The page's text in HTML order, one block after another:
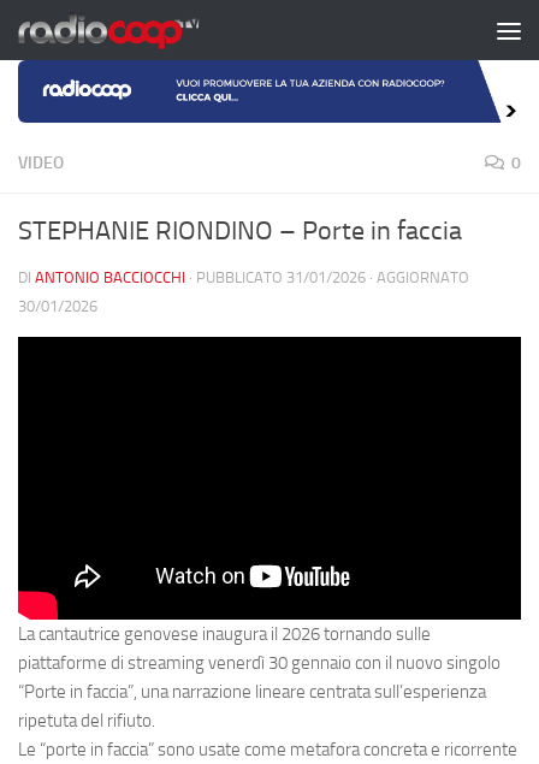
Salta al contenuto
VIDEO 0
STEPHANIE RIONDINO – Porte in faccia
DI ANTONIO BACCIOCCHI · PUBBLICATO 31/01/2026 · AGGIORNATO
30/01/2026
La cantautrice genovese inaugura il 2026 tornando sulle
piattaforme di streaming venerdì 30 gennaio con il nuovo singolo
“Porte in faccia”, una narrazione lineare centrata sull’esperienza
ripetuta del rifiuto.
Le “porte in faccia” sono usate come metafora concreta e ricorrente